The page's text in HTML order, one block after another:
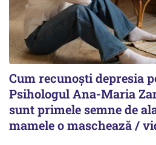
Cum recunoști depresia
Psihologul Ana-Maria
sunt primele semne de
mamele o maschează /